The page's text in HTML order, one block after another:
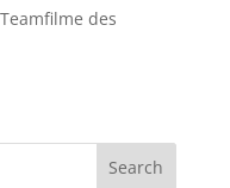
des